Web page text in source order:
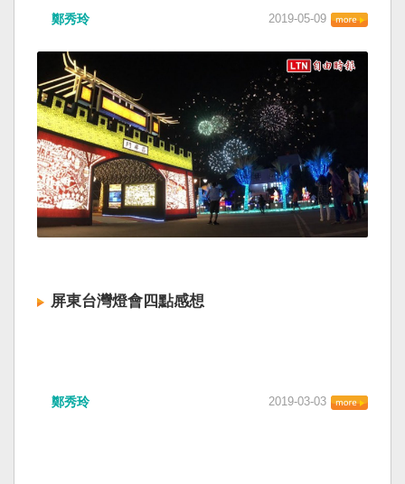
鄭秀玲 2019-05-09
屏東台灣燈會四點感想
鄭秀玲 2019-03-03